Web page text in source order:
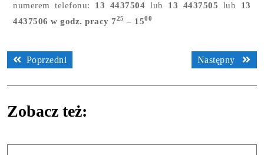
numerem telefonu: 13 4437504 lub 13 4437505 lub 13
4437506 w godz. pracy 725 – 1500
Poprzedni Następny
Zobacz też: